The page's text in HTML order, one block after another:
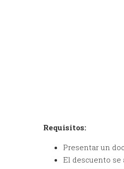
Requisitos:
Presentar un
El descuento